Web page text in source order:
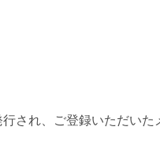
され、ご登録いただいた